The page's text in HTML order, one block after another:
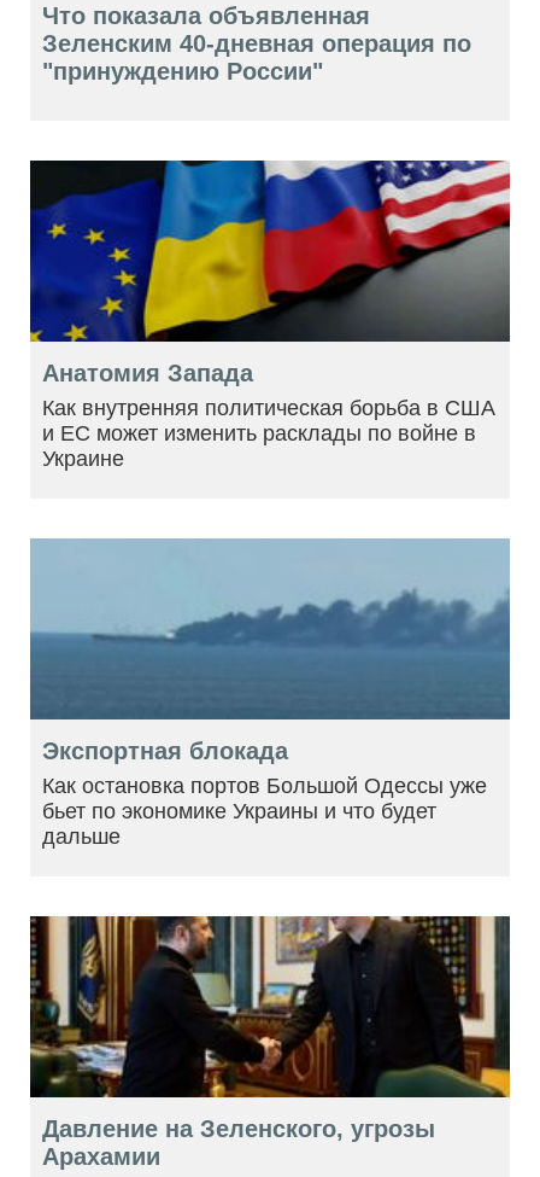
Что показала объявленная
Зеленским 40-дневная операция по
"принуждению России"
Анатомия Запада
Как внутренняя политическая борьба в США
и ЕС может изменить расклады по войне в
Украине
Экспортная блокада
Как остановка портов Большой Одессы уже
бьет по экономике Украины и что будет
дальше
Давление на Зеленского, угрозы
Арахамии